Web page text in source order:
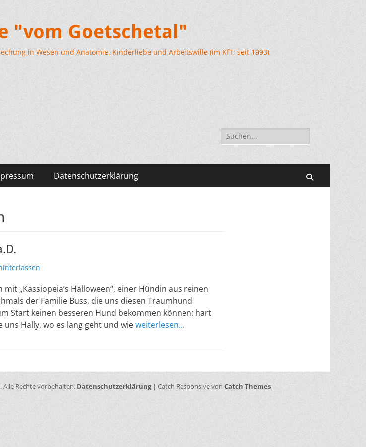
"vom Goetschetal"
in Wesen und Anatomie, Kinderliebe und Arbeitswille (im KfT; seit 1993)
Suchen
nach:
Datenschutzerklärung
„Kassiopeia’s Halloween“, einer Hündin aus reinen
der Familie Buss, die uns diesen Traumhund
Start keinen besseren Hund bekommen können: hart
Hally, wo es lang geht und wieweiterlesen…
. Alle Rechte vorbehalten. Datenschutzerklärung| Catch Responsive von Catch Themes